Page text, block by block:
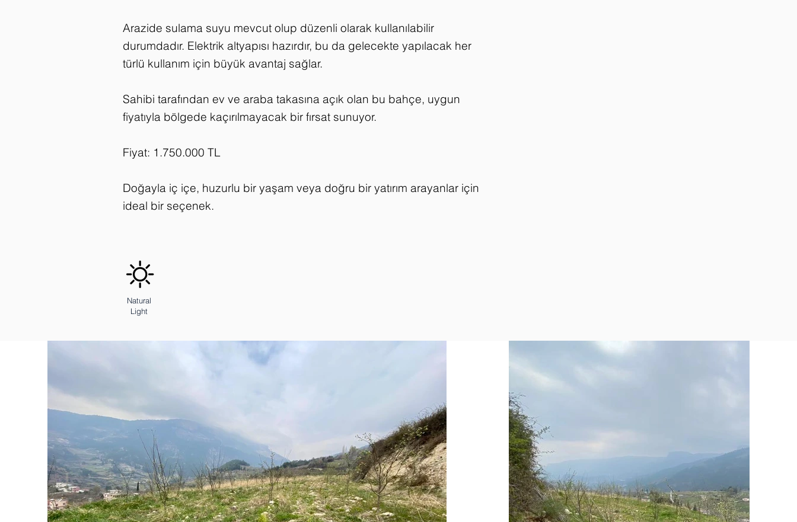
Arazide sulama suyu mevcut olup düzenli olarak kullanılabilir
durumdadır. Elektrik altyapısı hazırdır, bu da gelecekte yapılacak her
türlü kullanım için büyük avantaj sağlar.
Sahibi tarafından ev ve araba takasına açık olan bu bahçe, uygun
fiyatıyla bölgede kaçırılmayacak bir fırsat sunuyor.
Fiyat: 1.750.000 TL
Doğayla iç içe, huzurlu bir yaşam veya doğru bir yatırım arayanlar için
ideal bir seçenek.
Natural
Light